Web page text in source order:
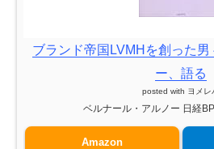
ブランド帝国LVMHを創った男
ー、語る
posted with ヨメレ
ベルナール・アルノー 日経
Amazon